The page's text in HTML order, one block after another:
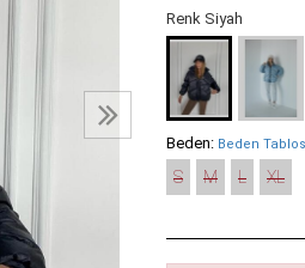
Renk Siyah
Beden: Beden
S M L XL